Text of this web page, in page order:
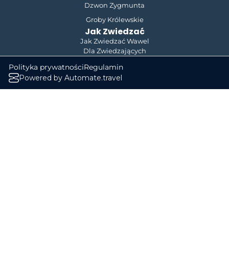
Dzwon Zygmunta
Groby Królewskie
Jak Zwiedzać
Jak Zwiedzać Wawel
Dla Zwiedzających
Polityka prywatnościRegulamin
Powered by Automate.travel